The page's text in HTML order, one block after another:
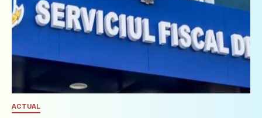
ACTUAL